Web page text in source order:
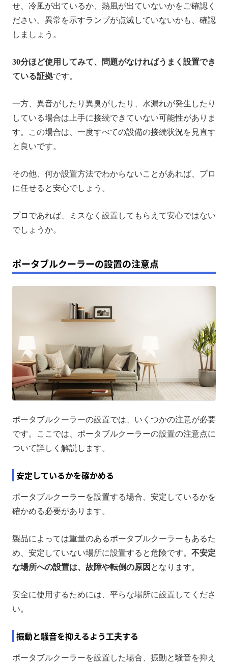
せ、冷風が出ているか、熱風が出ていないかをご確認く
ださい。異常を示すランプが点滅していないかも、確認
しましょう。
30分ほど使用してみて、問題がなければうまく設置でき
ている証拠です。
一方、異音がしたり異臭がしたり、水漏れが発生したり
している場合は上手に接続できていない可能性がありま
す。この場合は、一度すべての設備の接続状況を見直す
と良いです。
その他、何か設置方法でわからないことがあれば、プロ
に任せると安心でしょう。
プロであれば、ミスなく設置してもらえて安心ではない
でしょうか。
ポータブルクーラーの設置の注意点
ポータブルクーラーの設置では、いくつかの注意が必要
です。ここでは、ポータブルクーラーの設置の注意点に
ついて詳しく解説します。
安定しているかを確かめる
ポータブルクーラーを設置する場合、安定しているかを
確かめる必要があります。
製品によっては重量のあるポータブルクーラーもあるた
め、安定していない場所に設置すると危険です。 不安定
な場所への設置は、故障や転倒の原因 となります。
安全に使用するためには、平らな場所に設置してくださ
い。
振動と騒音を抑えるよう工夫する
ポータブルクーラーを設置した場合、振動と騒音を抑え